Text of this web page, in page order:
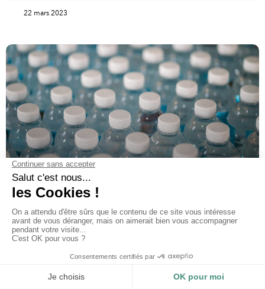
22 mars 2023
LE PET RECYCLÉ, QU’EN PENSE-T-ON CHEZ LES
LIRE »